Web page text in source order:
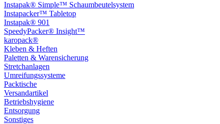
Instapak® Simple™ Schaumbeutelsystem
Instapacker™ Tabletop
Instapak® 901
SpeedyPacker® Insight™
karopack®
Kleben & Heften
Paletten & Warensicherung
Stretchanlagen
Umreifungssysteme
Packtische
Versandartikel
Betriebshygiene
Entsorgung
Sonstiges